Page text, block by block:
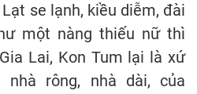
se lạnh, kiều diễm, đài
một nàng thiếu nữ thì
Lai, Kon Tum lại là xứ
nhà rông, nhà dài, của